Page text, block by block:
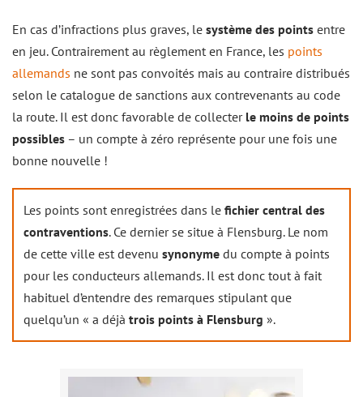
En cas d’infractions plus graves, le système des points entre
en jeu. Contrairement au règlement en France, les points
allemands ne sont pas convoités mais au contraire distribués
selon le catalogue de sanctions aux contrevenants au code
la route. Il est donc favorable de collecter le moins de points
possibles – un compte à zéro représente pour une fois une
bonne nouvelle !
Les points sont enregistrées dans le fichier central des
contraventions. Ce dernier se situe à Flensburg. Le nom
de cette ville est devenu synonyme du compte à points
pour les conducteurs allemands. Il est donc tout à fait
habituel d’entendre des remarques stipulant que
quelqu’un « a déjà trois points à Flensburg ».